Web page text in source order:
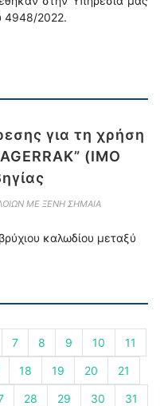
4948/2022.
για τη χρήση
(IMO
ΜΕ ΞΕΝΗ ΣΗΜΑΙΑ
καλωδίου μεταξύ
7 8 9 10 11
18 19 20 21
28 29 30 31